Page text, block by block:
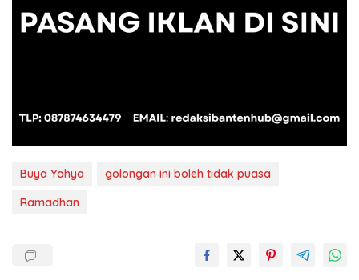
Buya Yahya
golongan ini boleh tidak puasa
Ramadhan